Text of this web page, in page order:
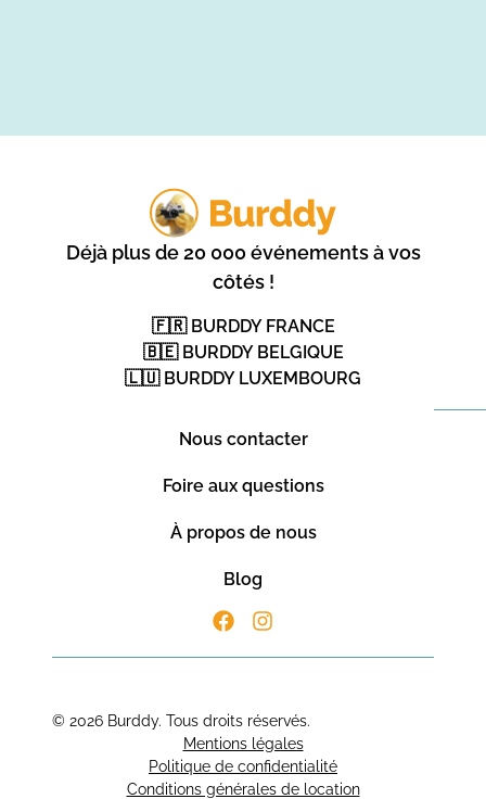
Déjà plus de 20 000 événements à vos
côtés !
🇫🇷 BURDDY FRANCE
🇧🇪 BURDDY BELGIQUE
🇱🇺 BURDDY LUXEMBOURG
Nous contacter
Foire aux questions
À propos de nous
Blog
© 2026 Burddy. Tous droits réservés.
Mentions légales
Politique de confidentialité
Conditions générales de location